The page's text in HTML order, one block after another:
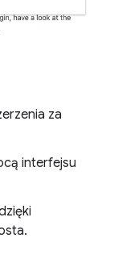
za
interfejsu